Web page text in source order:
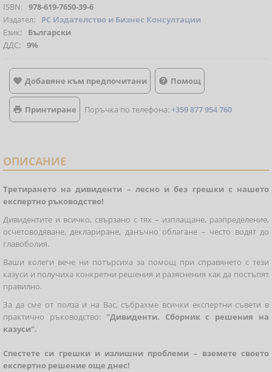
ISBN: 978-619-7650-39-6
Издател:
РС Издателство и Бизнес Консултации
Език:
Български
ДДС: 9%
 Добавяне към предпочитани  Помощ
 Принтиране Поръчка по телефона:+359 877 954 760
ОПИСАНИЕ
Третирането на дивиденти – лесно и без грешки с нашето
експертно ръководство!
Дивидентите и всичко, свързано с тях – изплащане, разпределение,
осчетоводяване, деклариране, данъчно облагане – често водят до
главоболия.
Ваши колеги вече ни потърсиха за помощ при справянето с тези
казуси и получиха конкретни решения и разяснения как да постъпят
правилно.
За да сме от полза и на Вас, събрахме всички експертни съвети в
практично ръководство: "Дивиденти. Сборник с решения на
казуси".
Спестете си грешки и излишни проблеми – вземете своето
експертно решение още днес!